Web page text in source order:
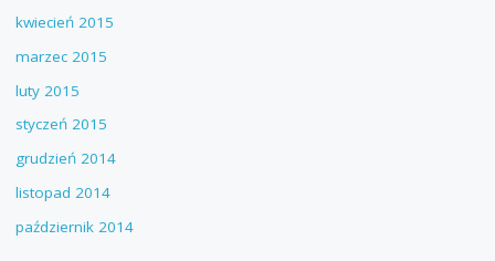
kwiecień 2015
marzec 2015
luty 2015
styczeń 2015
grudzień 2014
listopad 2014
październik 2014